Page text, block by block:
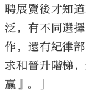
聘展覽後才知
泛，有不同選
作，還有紀律
求和晉升階梯
贏』。」